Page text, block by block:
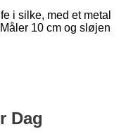
i silke, med et metal
10 cm og sløjen
Dag